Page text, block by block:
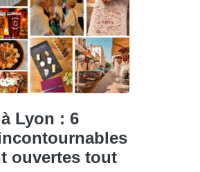
Lyon : 6
ouvertes tout